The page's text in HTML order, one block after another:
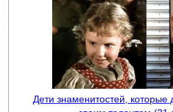
Дети знаменитостей, которые